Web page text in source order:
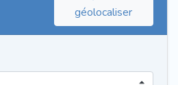
géolocaliser